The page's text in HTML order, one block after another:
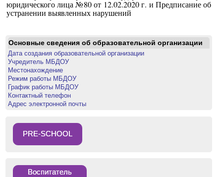
юридического лица №80 от 12.02.2020 г. и Предписание об
устранении выявленных нарушений
Основные сведения об образовательной организации
Дата создания образовательной организации
Учредитель МБДОУ
Местонахождение
Режим работы МБДОУ
График работы МБДОУ
Контактный телефон
Адрес электронной почты
PRE-SCHOOL
Воспитатель